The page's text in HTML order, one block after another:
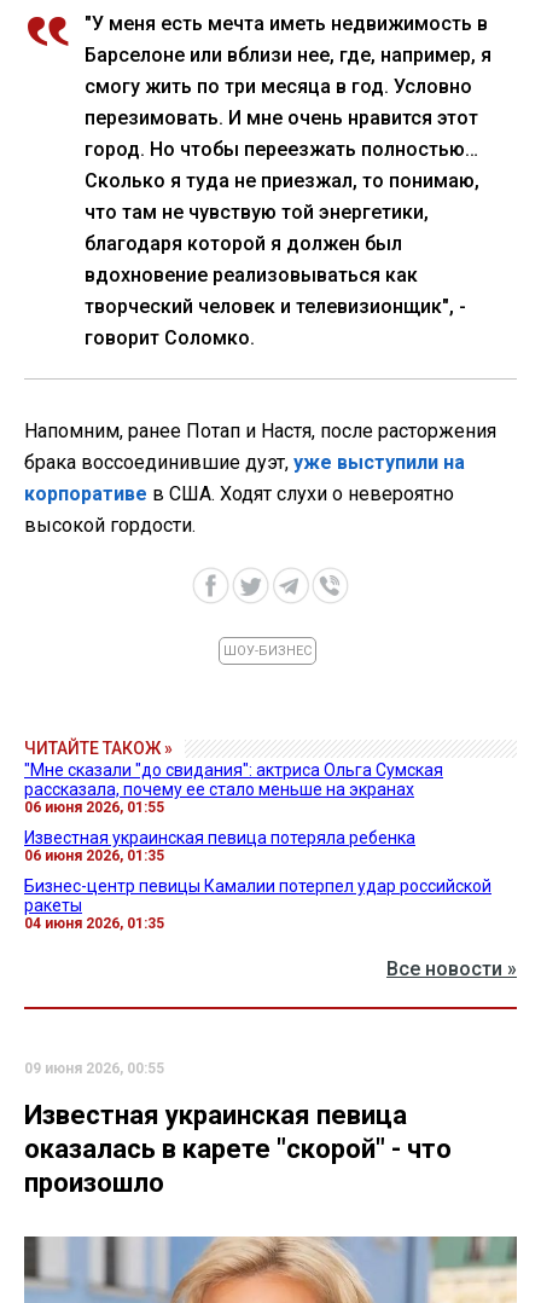
"У меня есть мечта иметь недвижимость в
Барселоне или вблизи нее, где, например, я
смогу жить по три месяца в год. Условно
перезимовать. И мне очень нравится этот
город. Но чтобы переезжать полностью…
Сколько я туда не приезжал, то понимаю,
что там не чувствую той энергетики,
благодаря которой я должен был
вдохновение реализовываться как
творческий человек и телевизионщик", -
говорит Соломко.
Напомним, ранее Потап и Настя, после расторжения
брака воссоединившие дуэт, уже выступили на
корпоративе в США. Ходят слухи о невероятно
высокой гордости.
ШОУ-БИЗНЕС
ЧИТАЙТЕ ТАКОЖ »
"Мне сказали "до свидания": актриса Ольга Сумская
рассказала, почему ее стало меньше на экранах
06 июня 2026, 01:55
Известная украинская певица потеряла ребенка
06 июня 2026, 01:35
Бизнес-центр певицы Камалии потерпел удар российской
ракеты
04 июня 2026, 01:35
Все новости »
09 июня 2026, 00:55
Известная украинская певица
оказалась в карете "скорой" - что
произошло